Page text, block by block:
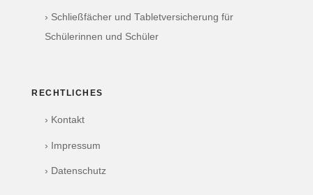
› Schließfächer und Tabletversicherung für
Schülerinnen und Schüler
RECHTLICHES
› Kontakt
› Impressum
› Datenschutz